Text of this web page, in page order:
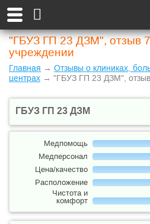
"ГБУЗ ГП 23 ДЗМ", отзыв
учреждении
Главная → Отзывы о клиниках,
центрах → "ГБУЗ ГП 23 ДЗМ",
ГБУЗ ГП 23 ДЗМ
Медпомощь
Медперсонал
Цена/качество
Расположение
Чистота и
комфорт